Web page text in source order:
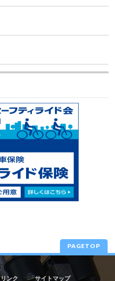
PAGETOP
リンク サイトマップ